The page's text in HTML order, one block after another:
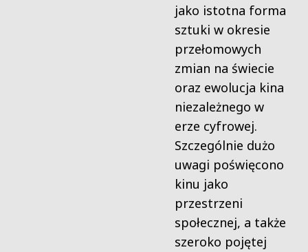
jako istotna forma
sztuki w okresie
przełomowych
zmian na świecie
oraz ewolucja kina
niezależnego w
erze cyfrowej.
Szczególnie dużo
uwagi poświęcono
kinu jako
przestrzeni
społecznej, a także
szeroko pojętej